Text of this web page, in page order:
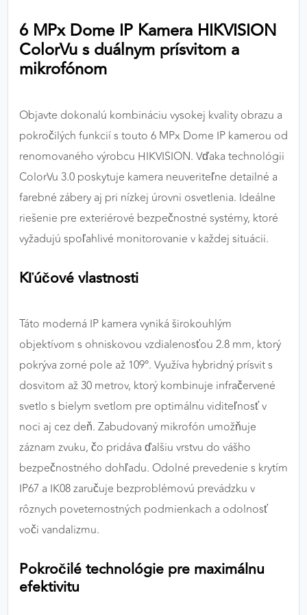
6 MPx Dome IP Kamera HIKVISION
ColorVu s duálnym prísvitom a
mikrofónom
Objavte dokonalú kombináciu vysokej kvality obrazu a
pokročilých funkcií s touto 6 MPx Dome IP kamerou od
renomovaného výrobcu HIKVISION. Vďaka technológii
ColorVu 3.0 poskytuje kamera neuveriteľne detailné a
farebné zábery aj pri nízkej úrovni osvetlenia. Ideálne
riešenie pre exteriérové bezpečnostné systémy, ktoré
vyžadujú spoľahlivé monitorovanie v každej situácii.
Kľúčové vlastnosti
Táto moderná IP kamera vyniká širokouhlým
objektívom s ohniskovou vzdialenosťou 2.8 mm, ktorý
pokrýva zorné pole až 109°. Využíva hybridný prísvit s
dosvitom až 30 metrov, ktorý kombinuje infračervené
svetlo s bielym svetlom pre optimálnu viditeľnosť v
noci aj cez deň. Zabudovaný mikrofón umožňuje
záznam zvuku, čo pridáva ďalšiu vrstvu do vášho
bezpečnostného dohľadu. Odolné prevedenie s krytím
IP67 a IK08 zaručuje bezproblémovú prevádzku v
rôznych poveternostných podmienkach a odolnosť
voči vandalizmu.
Pokročilé technológie pre maximálnu
efektivitu
Google Analytics
Poskytovateľ:
MARKETINGOVÉ COOKIES
Marketingové cookies sa používajú na sledovanie
správania používateľov naprieč webovými
stránkami. Umožňujú nám a našim partnerom
zobrazovať cielenú a relevantnú reklamu, a to na
našom webe aj v reklamných sieťach tretích strán.
Google Ads
Poskytovateľ: